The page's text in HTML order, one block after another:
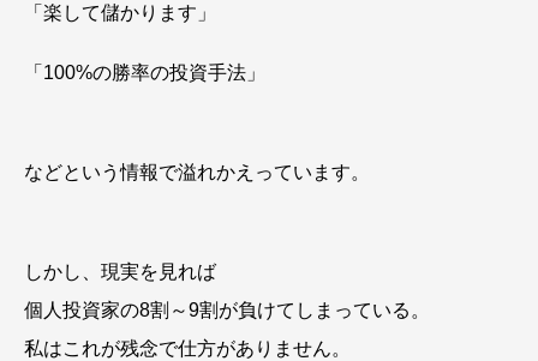
「楽して儲かります」
「100%の勝率の投資手法」
などという情報で溢れかえっています。
しかし、現実を見れば
個人投資家の8割～9割が負けてしまっている。
私はこれが残念で仕方がありません。